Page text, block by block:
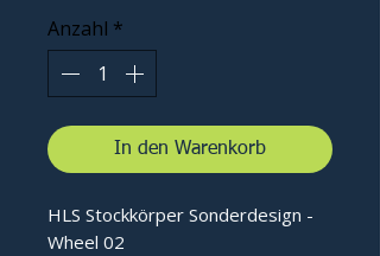
Anzahl *
In den Warenkorb
HLS Stockkörper Sonderdesign -
Wheel 02